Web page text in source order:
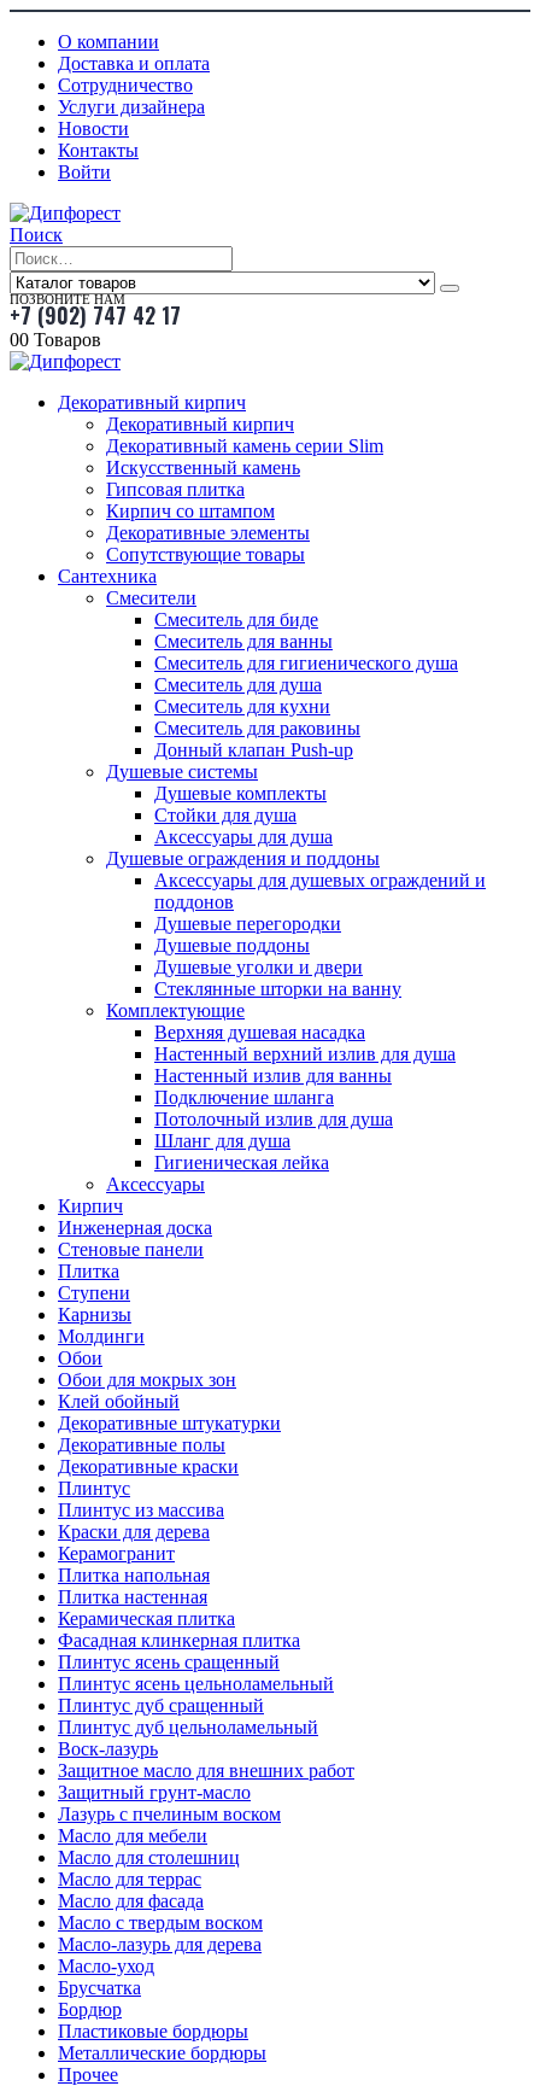
О компании
Доставка и оплата
Сотрудничество
Услуги дизайнера
Новости
Контакты
Войти
Поиск
ПОЗВОНИТЕ НАМ
+7 (902) 747 42 17
00 Товаров
Декоративный кирпич
Декоративный кирпич
Декоративный камень серии Slim
Искусственный камень
Гипсовая плитка
Кирпич со штампом
Декоративные элементы
Сопутствующие товары
Сантехника
Смесители
Смеситель для биде
Смеситель для ванны
Смеситель для гигиенического душа
Смеситель для душа
Смеситель для кухни
Смеситель для раковины
Донный клапан Push-up
Душевые системы
Душевые комплекты
Стойки для душа
Аксессуары для душа
Душевые ограждения и поддоны
Аксессуары для душевых ограждений и
поддонов
Душевые перегородки
Душевые поддоны
Душевые уголки и двери
Стеклянные шторки на ванну
Комплектующие
Верхняя душевая насадка
Настенный верхний излив для душа
Настенный излив для ванны
Подключение шланга
Потолочный излив для душа
Шланг для душа
Гигиеническая лейка
Аксессуары
Кирпич
Инженерная доска
Стеновые панели
Плитка
Ступени
Карнизы
Молдинги
Обои
Обои для мокрых зон
Клей обойный
Декоративные штукатурки
Декоративные полы
Декоративные краски
Плинтус
Плинтус из массива
Краски для дерева
Керамогранит
Плитка напольная
Плитка настенная
Керамическая плитка
Фасадная клинкерная плитка
Плинтус ясень сращенный
Плинтус ясень цельноламельный
Плинтус дуб сращенный
Плинтус дуб цельноламельный
Воск-лазурь
Защитное масло для внешних работ
Защитный грунт-масло
Лазурь с пчелиным воском
Масло для мебели
Масло для столешниц
Масло для террас
Масло для фасада
Масло с твердым воском
Масло-лазурь для дерева
Масло-уход
Брусчатка
Бордюр
Пластиковые бордюры
Металлические бордюры
Прочее